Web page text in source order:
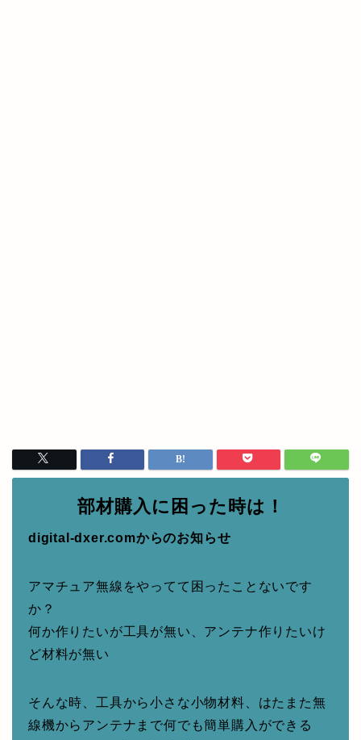
部材購入に困った時は！
digital-dxer.comからのお知らせ
アマチュア無線をやってて困ったことないです
か？
何か作りたいが工具が無い、アンテナ作りたいけ
ど材料が無い
そんな時、工具から小さな小物材料、はたまた無
線機からアンテナまで何でも簡単購入ができる